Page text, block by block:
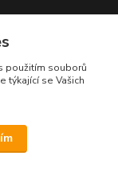
použitím souborů
týkající se Vašich